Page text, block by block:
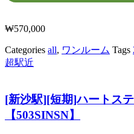
₩570,000
Categories all, ワンルーム Tags
超駅近
[新沙駅][短期]ハートス
【503SINSN】